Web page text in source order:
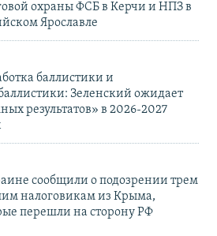
охраны ФСБ в Керчи и НПЗ в
Ярославле
баллистики и
Зеленский ожидает
результатов» в 2026-2027
сообщили о подозрении трем
налоговикам из Крыма,
перешли на сторону РФ